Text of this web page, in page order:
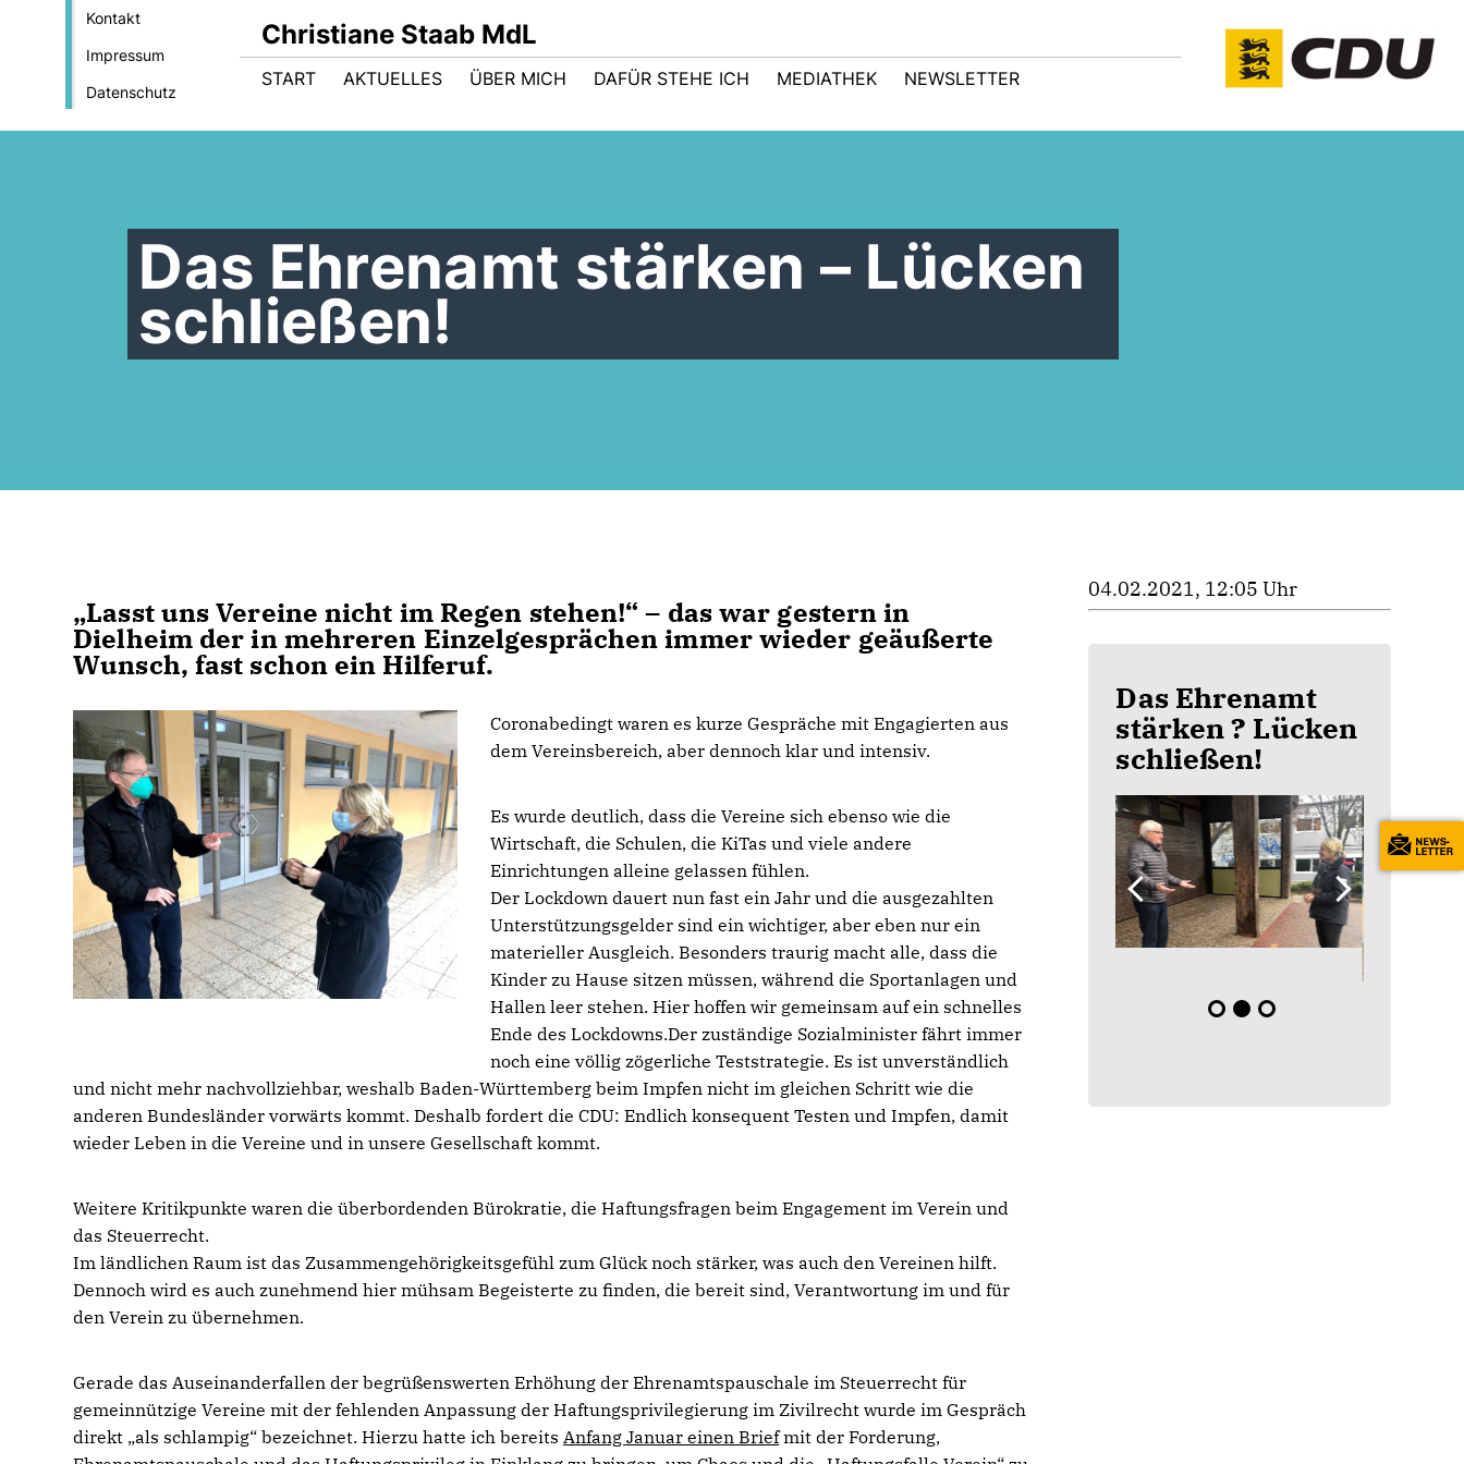
Kontakt
Impressum
Datenschutz
Christiane Staab MdL
START AKTUELLES ÜBER MICH DAFÜR STEHE ICH MEDIATHEK NEWSLETTER
Das Ehrenamt stärken – Lücken
schließen!
Lasst uns Vereine nicht im Regen stehen!“ – das war gestern in
Dielheim der in mehreren Einzelgesprächen immer wieder geäußerte
Wunsch, fast schon ein Hilferuf.
Coronabedingt waren es kurze Gespräche mit Engagierten aus
dem Vereinsbereich, aber dennoch klar und intensiv.
Es wurde deutlich, dass die Vereine sich ebenso wie die
Wirtschaft, die Schulen, die KiTas und viele andere
Einrichtungen alleine gelassen fühlen.
Der Lockdown dauert nun fast ein Jahr und die ausgezahlten
Unterstützungsgelder sind ein wichtiger, aber eben nur ein
materieller Ausgleich. Besonders traurig macht alle, dass die
Kinder zu Hause sitzen müssen, während die Sportanlagen und
Hallen leer stehen. Hier hoffen wir gemeinsam auf ein schnelles
Ende des Lockdowns.Der zuständige Sozialminister fährt immer
noch eine völlig zögerliche Teststrategie. Es ist unverständlich
und nicht mehr nachvollziehbar, weshalb Baden-Württemberg beim Impfen nicht im gleichen Schritt wie die
anderen Bundesländer vorwärts kommt. Deshalb fordert die CDU: Endlich konsequent Testen und Impfen, damit
wieder Leben in die Vereine und in unsere Gesellschaft kommt.
Weitere Kritikpunkte waren die überbordenden Bürokratie, die Haftungsfragen beim Engagement im Verein und
das Steuerrecht.
Im ländlichen Raum ist das Zusammengehörigkeitsgefühl zum Glück noch stärker, was auch den Vereinen hilft.
Dennoch wird es auch zunehmend hier mühsam Begeisterte zu finden, die bereit sind, Verantwortung im und für
den Verein zu übernehmen.
Gerade das Auseinanderfallen der begrüßenswerten Erhöhung der Ehrenamtspauschale im Steuerrecht für
gemeinnützige Vereine mit der fehlenden Anpassung der Haftungsprivilegierung im Zivilrecht wurde im Gespräch
direkt „als schlampig“ bezeichnet. Hierzu hatte ich bereitsAnfang Januar einen Briefmit der Forderung,
04.02.2021, 12:05 Uhr
Das Ehrenamt
stärken ? Lücken
schließen!